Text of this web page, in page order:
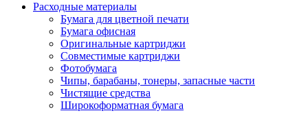
Расходные материалы
Бумага для цветной печати
Бумага офисная
Оригинальные картриджи
Совместимые картриджи
Фотобумага
Чипы, барабаны, тонеры, запасные части
Чистящие средства
Широкоформатная бумага